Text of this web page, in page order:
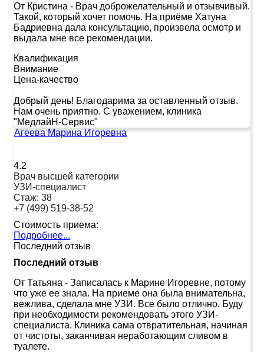
От Кристина - Врач доброжелательный и отзывчивый.
Такой, который хочет помочь. На приёме Хатуна
Бадриевна дала консультацию, произвела осмотр и
выдала мне все рекомендации.
Квалификация
Внимание
Цена-качество
Добрый день! Благодарима за оставленный отзыв.
Нам очень приятно. С уважением, клиника
"МедлайН-Сервис"
Агеева Марина Игоревна
4.2
Врач высшей категории
УЗИ-специалист
Стаж: 38
+7 (499) 519-38-52
Стоимость приема:
Подробнее...
Последний отзыв
Последний отзыв
От Татьяна - Записалась к Марине Игоревне, потому
что уже ее знала. На приеме она была внимательна,
вежлива, сделала мне УЗИ. Все было отлично. Буду
при необходимости рекомендовать этого УЗИ-
специалиста. Клиника сама отвратительная, начиная
от чистоты, заканчивая неработающим сливом в
туалете.